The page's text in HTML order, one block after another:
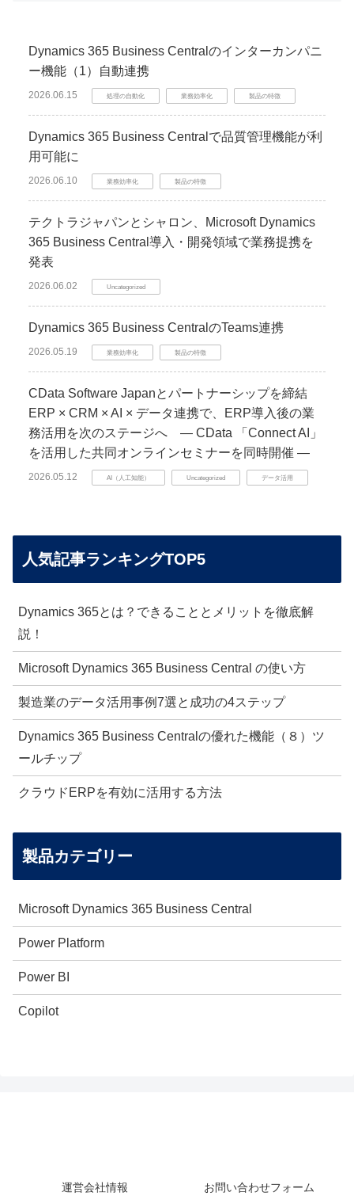
Dynamics 365 Business Centralのインターカンパニ
ー機能（1）自動連携
2026.06.15 処理の自動化 業務効率化 製品の特徴
Dynamics 365 Business Centralで品質管理機能が利
用可能に
2026.06.10 業務効率化 製品の特徴
テクトラジャパンとシャロン、Microsoft Dynamics
365 Business Central導入・開発領域で業務提携を
発表
2026.06.02 Uncategorized
Dynamics 365 Business CentralのTeams連携
2026.05.19 業務効率化 製品の特徴
CData Software Japanとパートナーシップを締結
ERP × CRM × AI × データ連携で、ERP導入後の業
務活用を次のステージへ ― CData 「Connect AI」
を活用した共同オンラインセミナーを同時開催 ―
2026.05.12 AI（人工知能） Uncategorized データ活用
人気記事ランキングTOP5
Dynamics 365とは？できることとメリットを徹底解
説！
Microsoft Dynamics 365 Business Central の使い方
製造業のデータ活用事例7選と成功の4ステップ
Dynamics 365 Business Centralの優れた機能（８）ツ
ールチップ
クラウドERPを有効に活用する方法
製品カテゴリー
Microsoft Dynamics 365 Business Central
Power Platform
Power BI
Copilot
運営会社情報 お問い合わせフォーム